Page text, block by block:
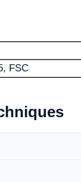
FSC